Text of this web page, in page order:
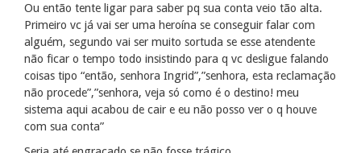
Ou então tente ligar para saber pq sua conta veio tão alta.
Primeiro vc já vai ser uma heroína se conseguir falar com
alguém, segundo vai ser muito sortuda se esse atendente
não ficar o tempo todo insistindo para q vc desligue falando
coisas tipo “então, senhora Ingrid”,”senhora, esta reclamação
não procede”,”senhora, veja só como é o destino! meu
sistema aqui acabou de cair e eu não posso ver o q houve
com sua conta”